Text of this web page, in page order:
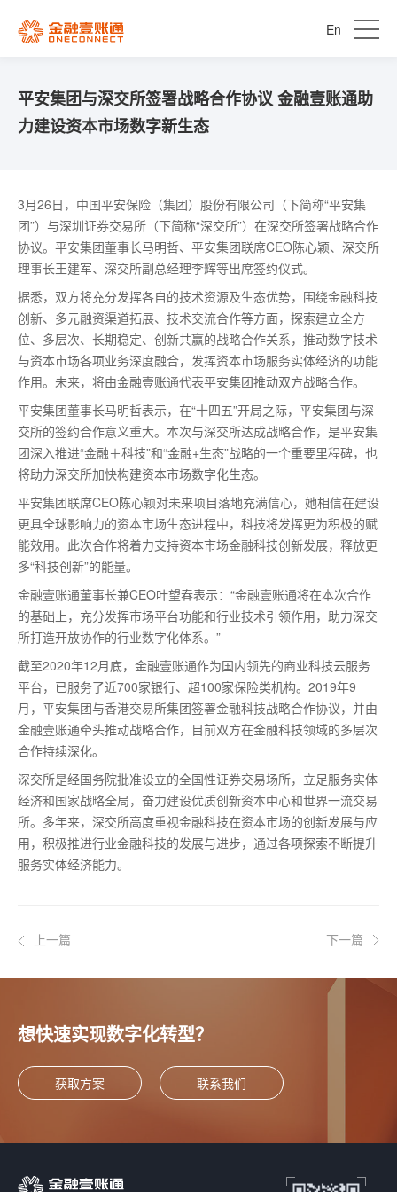
En
平安集团与深交所签署战略合作协议 金融壹账通助
力建设资本市场数字新生态
3月26日，中国平安保险（集团）股份有限公司（下简称“平安集
团”）与深圳证券交易所（下简称“深交所”）在深交所签署战略合作
协议。平安集团董事长马明哲、平安集团联席CEO陈心颖、深交所
理事长王建军、深交所副总经理李辉等出席签约仪式。
据悉，双方将充分发挥各自的技术资源及生态优势，围绕金融科技
创新、多元融资渠道拓展、技术交流合作等方面，探索建立全方
位、多层次、长期稳定、创新共赢的战略合作关系，推动数字技术
与资本市场各项业务深度融合，发挥资本市场服务实体经济的功能
作用。未来，将由金融壹账通代表平安集团推动双方战略合作。
平安集团董事长马明哲表示，在“十四五”开局之际，平安集团与深
交所的签约合作意义重大。本次与深交所达成战略合作，是平安集
团深入推进“金融＋科技”和“金融+生态”战略的一个重要里程碑，也
将助力深交所加快构建资本市场数字化生态。
平安集团联席CEO陈心颖对未来项目落地充满信心，她相信在建设
更具全球影响力的资本市场生态进程中，科技将发挥更为积极的赋
能效用。此次合作将着力支持资本市场金融科技创新发展，释放更
多“科技创新”的能量。
金融壹账通董事长兼CEO叶望春表示：“金融壹账通将在本次合作
的基础上，充分发挥市场平台功能和行业技术引领作用，助力深交
所打造开放协作的行业数字化体系。”
截至2020年12月底，金融壹账通作为国内领先的商业科技云服务
平台，已服务了近700家银行、超100家保险类机构。2019年9
月，平安集团与香港交易所集团签署金融科技战略合作协议，并由
金融壹账通牵头推动战略合作，目前双方在金融科技领域的多层次
合作持续深化。
深交所是经国务院批准设立的全国性证券交易场所，立足服务实体
经济和国家战略全局，奋力建设优质创新资本中心和世界一流交易
所。多年来，深交所高度重视金融科技在资本市场的创新发展与应
用，积极推进行业金融科技的发展与进步，通过各项探索不断提升
服务实体经济能力。
上一篇 下一篇
想快速实现数字化转型？
获取方案 联系我们